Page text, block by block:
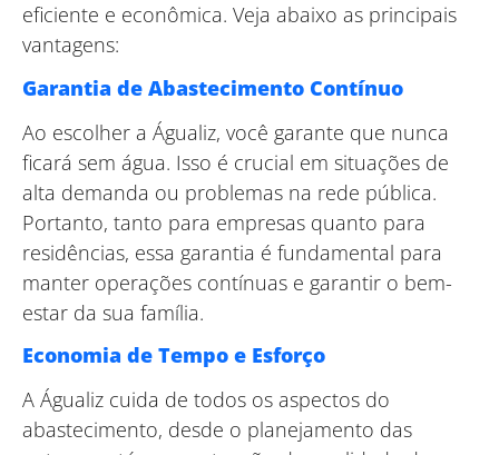
eficiente e econômica. Veja abaixo as principais
vantagens:
Garantia de Abastecimento Contínuo
Ao escolher a Águaliz, você garante que nunca
ficará sem água. Isso é crucial em situações de
alta demanda ou problemas na rede pública.
Portanto, tanto para empresas quanto para
residências, essa garantia é fundamental para
manter operações contínuas e garantir o bem-
estar da sua família.
Economia de Tempo e Esforço
A Águaliz cuida de todos os aspectos do
abastecimento, desde o planejamento das